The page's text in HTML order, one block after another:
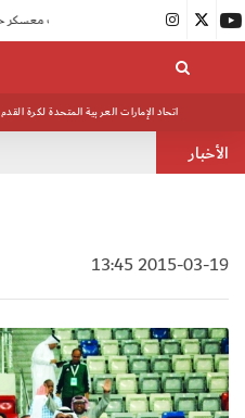
اتحاد الإمارات العربية المتحدة لكرة القدم
الأخبار
2015-03-19 13:45